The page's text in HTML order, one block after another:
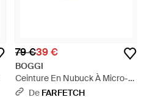
79 €39 €
BOGGI
Ceinture En Nubuck À Micro-
Découpes - Marron
De FARFETCH